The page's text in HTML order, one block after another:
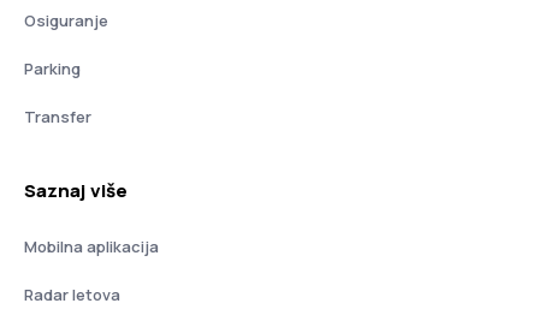
Osiguranje
Parking
Transfer
Saznaj više
Mobilna aplikacija
Radar letova